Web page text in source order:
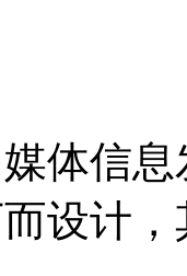
信息
设计